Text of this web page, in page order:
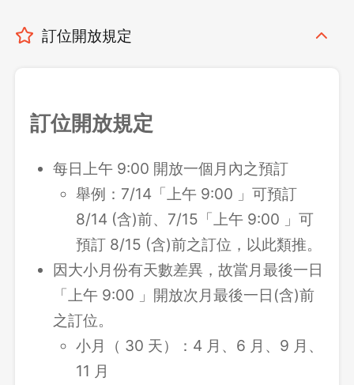
訂位開放規定
訂位開放規定
每日上午 9:00 開放一個月內之預訂
舉例：7/14「上午 9:00 」可預訂
8/14 (含)前、7/15「上午 9:00 」可
預訂 8/15 (含)前之訂位，以此類推。
因大小月份有天數差異，故當月最後一日
「上午 9:00 」開放次月最後一日(含)前
之訂位。
小月（ 30 天）：4 月、6 月、9 月、
11 月